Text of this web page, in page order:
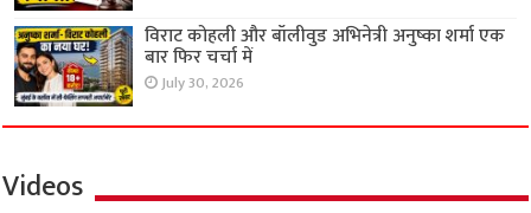
विराट कोहली और बॉलीवुड अभिनेत्री अनुष्का शर्मा एक
बार फिर चर्चा में
July 30, 2026
Videos